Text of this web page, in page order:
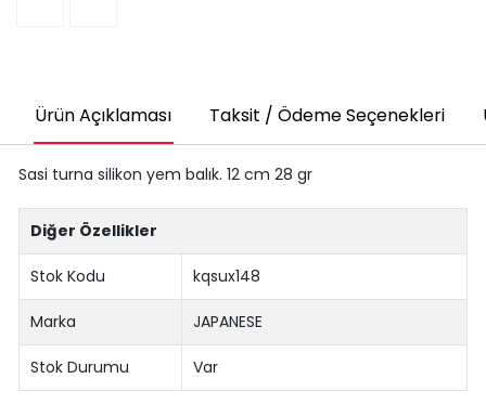
Ürün Açıklaması Taksit / Ödeme Seçenekleri
Sasi turna silikon yem balık. 12 cm 28 gr
Diğer Özellikler
Stok Kodu kqsux148
Marka JAPANESE
Stok Durumu Var